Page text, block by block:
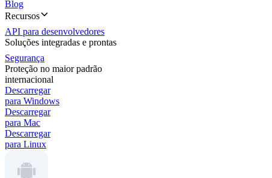
Blog
Recursos
API para desenvolvedores
Soluções integradas e prontas
Segurança
Proteção no maior padrão
internacional
Descarregar
para Windows
Descarregar
para Mac
Descarregar
para Linux